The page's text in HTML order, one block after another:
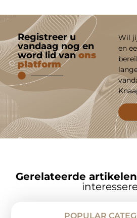
Registreer u
vandaag nog en
word lid vanons
platform
Wil
en
Gerelateerde artikelen
POPULAR